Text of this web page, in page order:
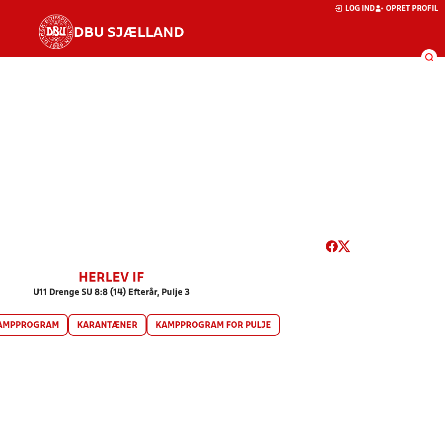
LOG IND OPRET PROFIL
DBU SJÆLLAND
HERLEV IF
U11 Drenge SU 8:8 (14) Efterår, Pulje 3
KARANTÆNER KAMPPROGRAM FOR PULJE